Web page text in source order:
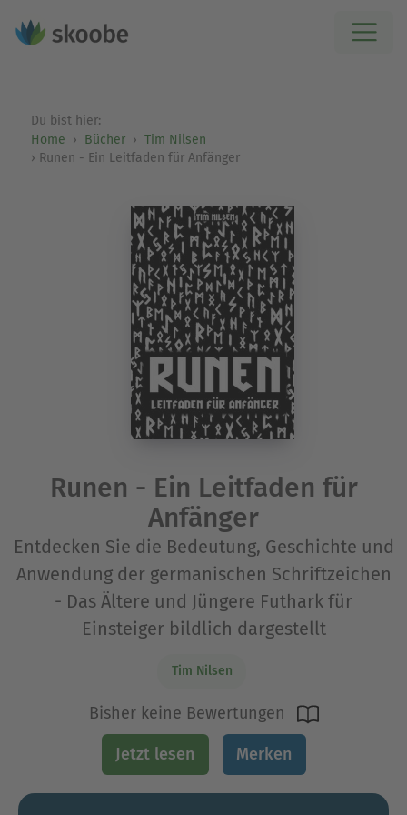
Du bist hier:
Home
Bücher
Tim Nilsen
Runen - Ein Leitfaden für Anfänger
Runen - Ein Leitfaden für
Anfänger
Entdecken Sie die Bedeutung, Geschichte und
Anwendung der germanischen Schriftzeichen
- Das Ältere und Jüngere Futhark für
Einsteiger bildlich dargestellt
Tim Nilsen
Bisher keine Bewertungen
Jetzt lesen Merken